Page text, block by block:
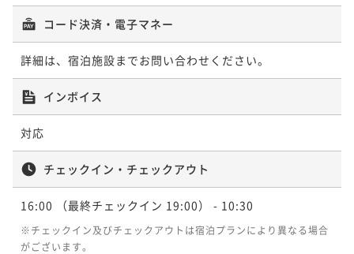
コード決済・電子マネー
詳細は、宿泊施設までお問い合わせください。
インボイス
対応
チェックイン・チェックアウト
16:00 （最終チェックイン 19:00） - 10:30
※チェックイン及びチェックアウトは宿泊プランにより異なる場合
がございます。